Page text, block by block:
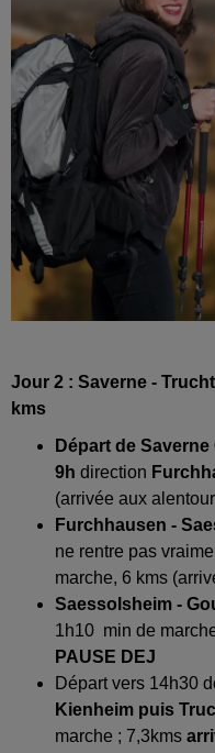
Jour 2 : Saverne -
kms
Départ de
9h direction
(arrivée aux
Furchhausen -
ne rentre pas
marche, 6 kms
Saessolsheim -
1h10 min de
PAUSE DEJ
Départ vers 14h30
Kienheim puis
marche ; 7,3kms